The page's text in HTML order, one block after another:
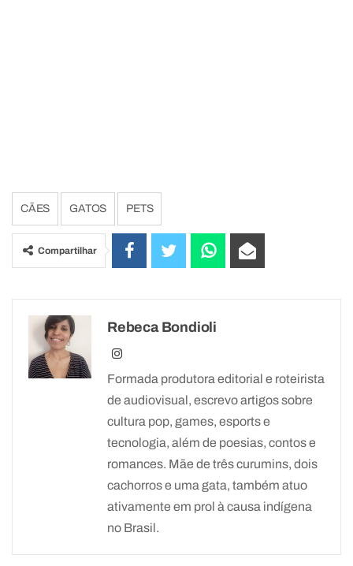
CÃES GATOS PETS
Compartilhar
Rebeca Bondioli
Formada produtora editorial e roteirista
de audiovisual, escrevo artigos sobre
cultura pop, games, esports e
tecnologia, além de poesias, contos e
romances. Mãe de três curumins, dois
cachorros e uma gata, também atuo
ativamente em prol à causa indígena
no Brasil.